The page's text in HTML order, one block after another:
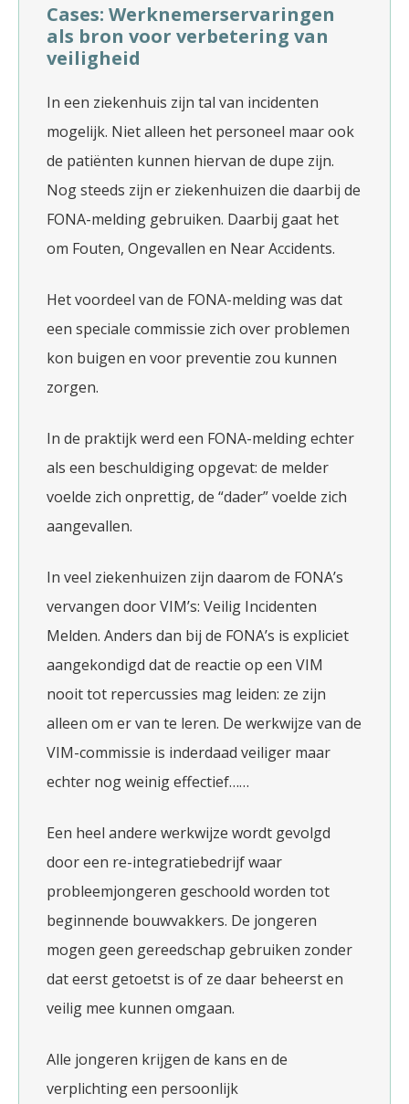
Cases: Werknemerservaringen
als bron voor verbetering van
veiligheid
In een ziekenhuis zijn tal van incidenten
mogelijk. Niet alleen het personeel maar ook
de patiënten kunnen hiervan de dupe zijn.
Nog steeds zijn er ziekenhuizen die daarbij de
FONA-melding gebruiken. Daarbij gaat het
om Fouten, Ongevallen en Near Accidents.
Het voordeel van de FONA-melding was dat
een speciale commissie zich over problemen
kon buigen en voor preventie zou kunnen
zorgen.
In de praktijk werd een FONA-melding echter
als een beschuldiging opgevat: de melder
voelde zich onprettig, de “dader” voelde zich
aangevallen.
In veel ziekenhuizen zijn daarom de FONA’s
vervangen door VIM’s: Veilig Incidenten
Melden. Anders dan bij de FONA’s is expliciet
aangekondigd dat de reactie op een VIM
nooit tot repercussies mag leiden: ze zijn
alleen om er van te leren. De werkwijze van de
VIM-commissie is inderdaad veiliger maar
echter nog weinig effectief……
Een heel andere werkwijze wordt gevolgd
door een re-integratiebedrijf waar
probleemjongeren geschoold worden tot
beginnende bouwvakkers. De jongeren
mogen geen gereedschap gebruiken zonder
dat eerst getoetst is of ze daar beheerst en
veilig mee kunnen omgaan.
Alle jongeren krijgen de kans en de
verplichting een persoonlijk